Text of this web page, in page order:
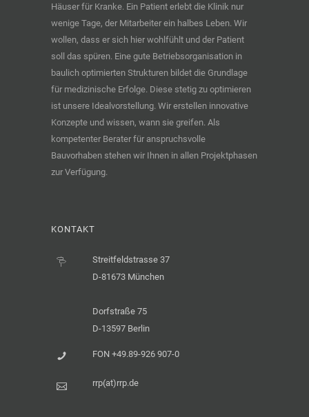
Häuser für Kranke. Ein Patient erlebt die Klinik nur
wenige Tage, der Mitarbeiter ein halbes Leben. Wir
wollen, dass er sich hier wohlfühlt und der Patient
soll das spüren. Eine gute Betriebsorganisation in
baulich optimierten Strukturen bildet die Grundlage
für medizinische Erfolge. Diese stetig zu optimieren
ist unsere Idealvorstellung. Wir erstellen innovative
Konzepte und wissen, wann sie greifen. Als
kompetenter Berater für anspruchsvolle
Bauvorhaben stehen wir Ihnen in allen Projektphasen
zur Verfügung.
KONTAKT
Streitfeldstrasse 37
D-81673 München
Dorfstraße 75
D-13597 Berlin
FON +49.89-926 907-0
rrp(at)rrp.de